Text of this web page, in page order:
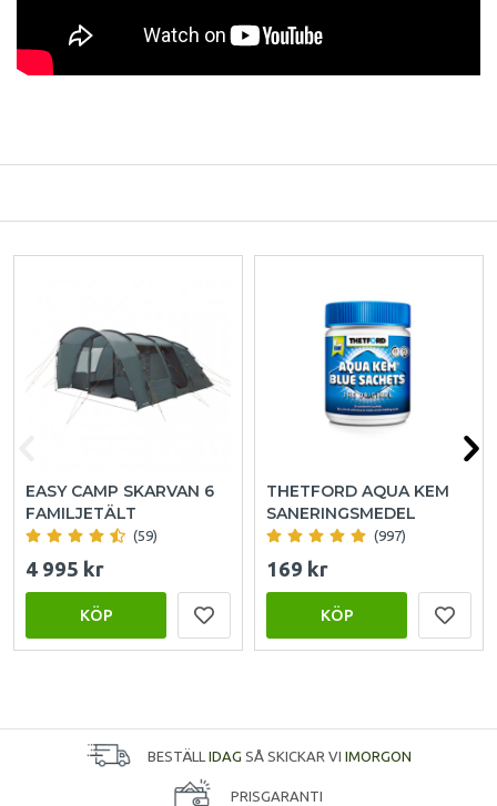
EASY CAMP SKARVAN 6
FAMILJETÄLT
(59)
4 995 kr
KÖP
THETFORD AQUA KEM
SANERINGSMEDEL
(997)
169 kr
KÖP
BESTÄLL IDAG SÅ SKICKAR VI IMORGON
PRISGARANTI